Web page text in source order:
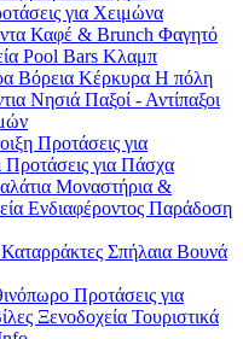
για Χειμώνα
Καφέ & Brunch Φαγητό
Pool Bars Κλαμπ
Βόρεια Κέρκυρα Η πόλη
Νησιά Παξοί - Αντίπαξοι
Προτάσεις για
Προτάσεις για Πάσχα
Μοναστήρια &
Ενδιαφέροντος Παράδοση
Καταρράκτες Σπήλαια Βουνά
Προτάσεις για
Ξενοδοχεία Τουριστικά